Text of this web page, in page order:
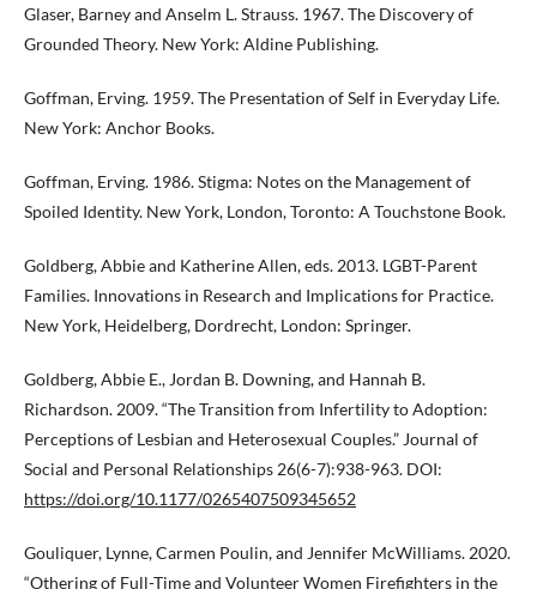
Glaser, Barney and Anselm L. Strauss. 1967. The Discovery of
Grounded Theory. New York: Aldine Publishing.
Goffman, Erving. 1959. The Presentation of Self in Everyday Life.
New York: Anchor Books.
Goffman, Erving. 1986. Stigma: Notes on the Management of
Spoiled Identity. New York, London, Toronto: A Touchstone Book.
Goldberg, Abbie and Katherine Allen, eds. 2013. LGBT-Parent
Families. Innovations in Research and Implications for Practice.
New York, Heidelberg, Dordrecht, London: Springer.
Goldberg, Abbie E., Jordan B. Downing, and Hannah B.
Richardson. 2009. “The Transition from Infertility to Adoption:
Perceptions of Lesbian and Heterosexual Couples.” Journal of
Social and Personal Relationships 26(6-7):938-963. DOI:
https://doi.org/10.1177/0265407509345652
Gouliquer, Lynne, Carmen Poulin, and Jennifer McWilliams. 2020.
“Othering of Full-Time and Volunteer Women Firefighters in the